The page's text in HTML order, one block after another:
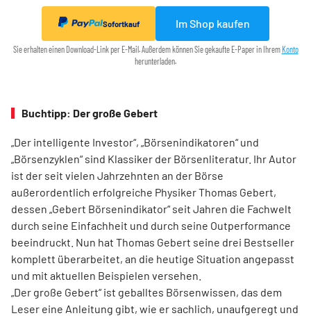
Sofortkauf Im Shop kaufen
Sie erhalten einen Download-Link per E-Mail. Außerdem können Sie gekaufte E-Paper in Ihrem Konto
herunterladen.
Buchtipp: Der große Gebert
„Der intelligente Investor“, „Börsenindikatoren“ und
„Börsenzyklen“ sind Klassiker der Börsen­literatur. Ihr Autor
ist der seit vielen Jahrzehnten an der Börse
außerordentlich erfolgreiche Physiker Thomas Gebert,
dessen „Gebert Börsenindikator“ seit Jahren die Fachwelt
durch seine Einfachheit und durch seine Outperformance
beeindruckt. Nun hat Thomas Gebert seine drei Best­seller
komplett überarbeitet, an die heutige ­Situation angepasst
und mit aktuellen Beispielen ver­sehen.
„Der große Gebert“ ist geballtes Börsenwissen, das dem
Leser eine Anleitung gibt, wie er sachlich, unaufgeregt und